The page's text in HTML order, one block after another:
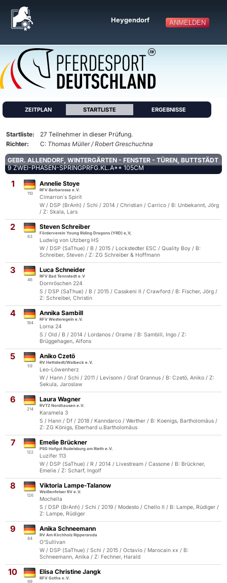
ANMELDEN
Heygendorf
ZEITPLAN STARTLISTE ERGEBNISSE
Startliste:
27 Teilnehmer in dieser Prüfung.
Richter:
C: Thomas Müller / Robert Greschuchna
GEBR. ALLENDORF, WINTERGÄRTEN - FENSTER - TÜREN, BUTTSTÄDT
9 ZWEI-PHASEN-SPRINGPRFG.KL.A** 105CM
1
110
Annelie Stoye
RFV Barbarossa e.V.
Cimarron`s Spirit
W / DSP (BrAnh) / Schi / 2014 / Christian / Carrico / B: Unbekannt, Jörg
/ Z: Skala, Lars
2
63
Steven Schreiber
Förderverein Young Riding Dragons (YRD) e,V,
Ludwig von Utzberg HS
W / DSP (SaThue) / B / 2015 / Lockstedter ESC / Quality Boy / B:
Schreiber, Steven / Z: ZG Schreiber & Hoffmann
3
46
Luca Schneider
RFV Bad Tennstedt e.V
Dornröschen 224
S / DSP (SaThue) / B / 2015 / Casskeni II / Crawford / B: Fischer, Jörg /
Z: Schreiber, Christin
4
194
Annika Sambill
RFV Westeregeln e.V.
Lorna 24
S / Old / B / 2014 / Lordanos / Orame / B: Sambill, Ingo / Z:
Brüggehagen, Alfons
5
59
Aniko Czetö
RV Hettstedt/Walbeck e.V.
Leo-Löwenherz
W / Hann / Schi / 2011 / Levisonn / Graf Grannus / B: Czetö, Aniko / Z:
Sekula, Jaroslaw
6
214
Laura Wagner
RVTZ Nordhausen e.V.
Karamela 3
S / Hann / Df / 2018 / Kanndarco / Werther / B: Koenigs, Bartholomäus /
Z: ZG Königs, Eberhard u.Bartholomäus
7
122
Emelie Brückner
PSG Hofgut Rudelsburg am Rieth e.V.
Luzifer 113
W / DSP (SaThue) / R / 2014 / Livestream / Cassone / B: Brückner,
Emelie / Z: Scharf, Ingolf
8
126
Viktoria Lampe-Talanow
Weißenfelser RV e.V.
Mochella
S / DSP (BrAnh) / Schi / 2019 / Modesto / Chello II / B: Lampe, Rüdiger /
Z: Lampe, Rüdiger
9
84
Anika Schneemann
RV Am Kirchholz Rippersroda
O'Sullivan
W / DSP (SaThue) / Schi / 2015 / Octavio / Marocain xx / B:
Schneemann, Anika / Z: Fechner, Harald
10
99
Elisa Christine Jangk
RFV Gotha e.V.